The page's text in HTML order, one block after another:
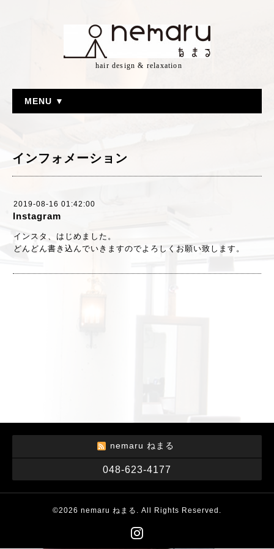
hair design & relaxation
MENU ▼
インフォメーション
2019-08-16 01:42:00
Instagram
インスタ、はじめました。
どんどん書き込んでいきますのでよろしくお願い致します。
nemaru ねまる
048-623-4177
©2026 nemaru ねまる . All Rights Reserved.